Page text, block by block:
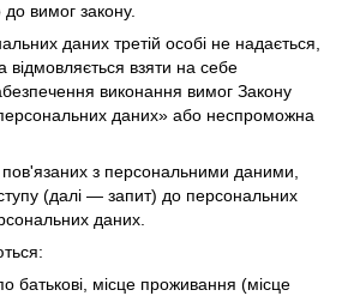
до вимог закону.
даних третій особі не надається,
взяти на себе
виконання вимог Закону
даних» або неспроможна
пов'язаних з персональними даними,
(далі — запит) до персональних
даних.
батькові, місце проживання (місце